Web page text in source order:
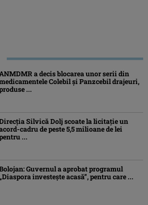
a decis blocarea unor serii din
Colebil și Panzcebil drajeuri,
...
Silvică Dolj scoate la licitație un
cadru de peste 5,5 milioane de lei
...
Guvernul a aprobat programul
„Diaspora investeşte acasă”, pentru care ...